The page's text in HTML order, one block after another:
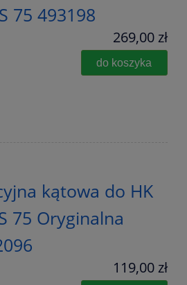
75 493198
269,00 zł
do koszyka
kątowa do HK
75 Oryginalna
119,00 zł